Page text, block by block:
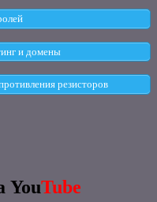
и домены
резисторов
YouTube